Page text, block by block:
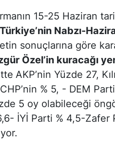
15-25 Haziran
Türkiye’nin Nabzı-
sonuçlarına göre
Özel’in kuracağı
AKP’nin Yüzde 27,
% 5, - DEM
5 oy olabileceği
İYİ Parti % 4,5-Zafer